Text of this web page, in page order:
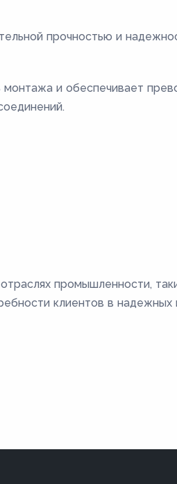
прочностью и
и обеспечивает
промышленности,
клиентов в надежных